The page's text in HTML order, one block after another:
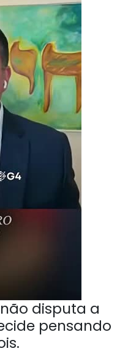
disputa a
pensando